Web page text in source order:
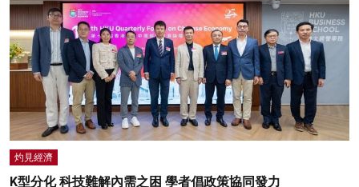
灼見經濟
K型分化 科技難解內需之困 學者倡政策協同發力